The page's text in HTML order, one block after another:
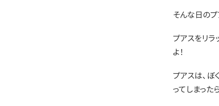
そんな日のプ
プアスをリラ
よ！
プアスは、
ってしまった